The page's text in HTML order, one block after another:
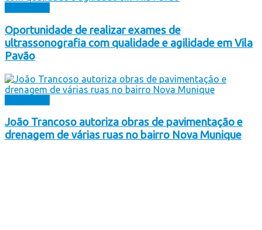
Oportunidade de realizar exames de
ultrassonografia com qualidade e agilidade em Vila
Pavão
João Trancoso autoriza obras de pavimentação e
drenagem de várias ruas no bairro Nova Munique